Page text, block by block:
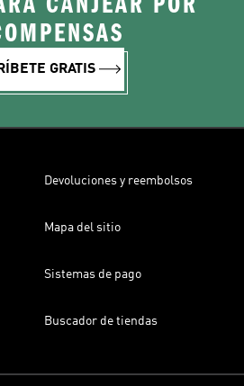
GRATIS
Devoluciones y reembolsos
Mapa del sitio
Sistemas de pago
Buscador de tiendas